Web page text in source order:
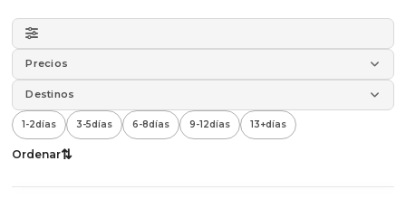
Precios
Destinos
1-2días 3-5días 6-8días 9-12días 13+días
Ordenar⇅